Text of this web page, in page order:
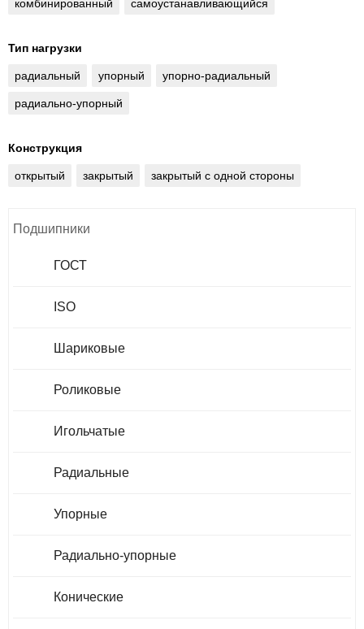
комбинированный самоустанавливающийся
Тип нагрузки
радиальный упорный упорно-радиальный
радиально-упорный
Конструкция
открытый закрытый закрытый с одной стороны
Подшипники
ГОСТ
ISO
Шариковые
Роликовые
Игольчатые
Радиальные
Упорные
Радиально-упорные
Конические